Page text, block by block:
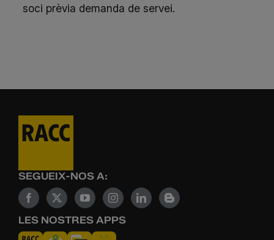
soci prèvia demanda de servei.
SEGUEIX-NOS A:
LES NOSTRES APPS